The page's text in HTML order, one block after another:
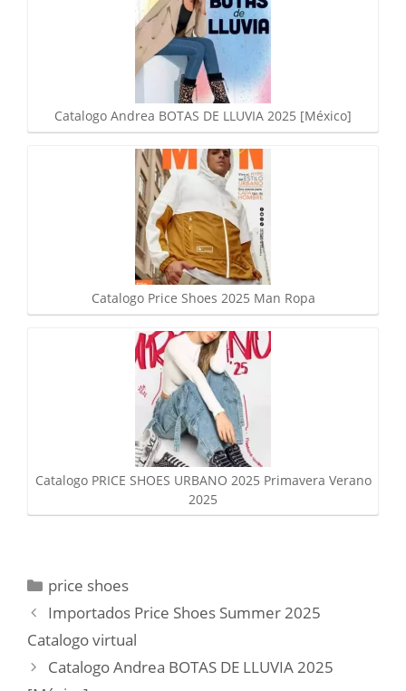
Catalogo Andrea BOTAS DE LLUVIA 2025 [México]
Catalogo Price Shoes 2025 Man Ropa
Catalogo PRICE SHOES URBANO 2025 Primavera Verano
2025
Categorías
price shoes
Importados Price Shoes Summer 2025
Catalogo virtual
Catalogo Andrea BOTAS DE LLUVIA 2025